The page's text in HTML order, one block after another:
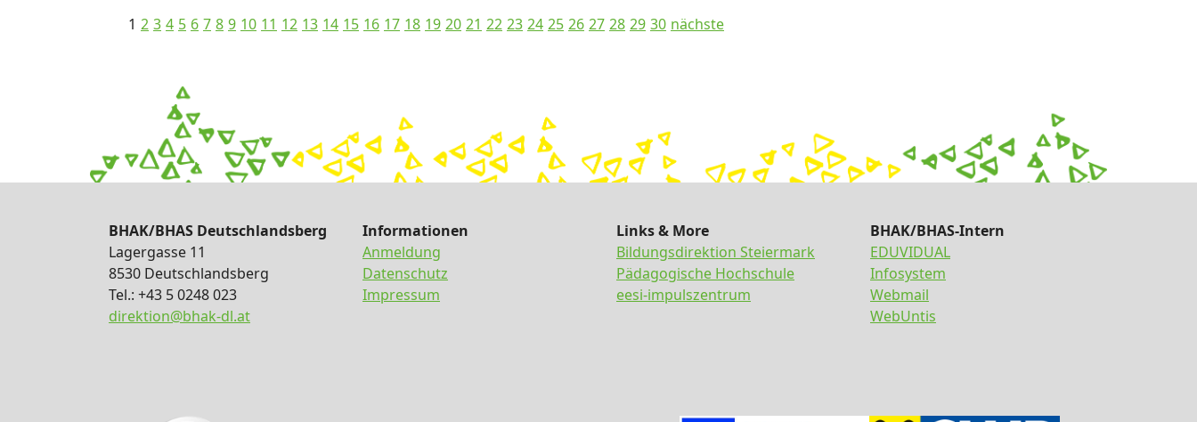
1 2 3 4 5 6 7 8 9 10 11 12 13 14 15 16 17 18 19 20 21 22 23 24 25 26 27 28 29 30 nächste
BHAK/BHAS Deutschlandsberg
Lagergasse 11
8530 Deutschlandsberg
Tel.: +43 5 0248 023
direktion@bhak-dl.at
Informationen
Anmeldung
Datenschutz
Impressum
Links & More
Bildungsdirektion Steiermark
Pädagogische Hochschule
eesi-impulszentrum
BHAK/BHAS-Intern
EDUVIDUAL
Infosystem
Webmail
WebUntis